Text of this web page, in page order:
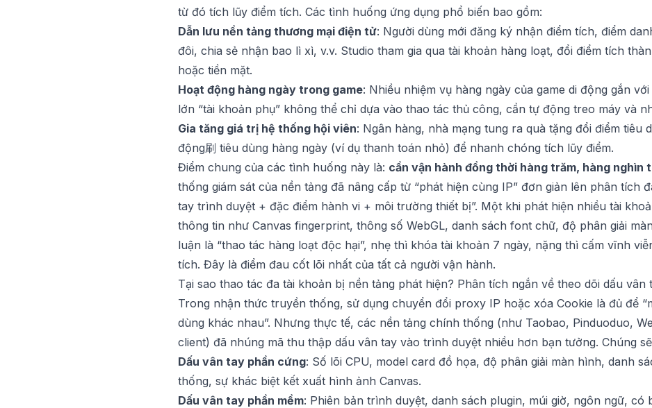
từ đó tích lũy điểm tích. Các tình huống ứng dụng phổ biến bao gồm:
Dẫn lưu nền tảng thương mại điện tử: Người dùng mới đăng ký nhận điểm tích, điểm
đôi, chia sẻ nhận bao lì xì, v.v. Studio tham gia qua tài khoản hàng loạt, đổi điểm tích
hoặc tiền mặt.
Hoạt động hàng ngày trong game: Nhiều nhiệm vụ hàng ngày của game di động gắn
lớn “tài khoản phụ” không thể chỉ dựa vào thao tác thủ công, cần tự động treo máy và
Gia tăng giá trị hệ thống hội viên: Ngân hàng, nhà mạng tung ra quà tặng đổi điểm tiêu
động刷 tiêu dùng hàng ngày (ví dụ thanh toán nhỏ) để nhanh chóng tích lũy điểm.
Điểm chung của các tình huống này là: cần vận hành đồng thời hàng trăm, hàng nghìn
thống giám sát của nền tảng đã nâng cấp từ “phát hiện cùng IP” đơn giản lên phân tích
tay trình duyệt + đặc điểm hành vi + môi trường thiết bị”. Một khi phát hiện nhiều tài
thông tin như Canvas fingerprint, thông số WebGL, danh sách font chữ, độ phân giải
luận là “thao tác hàng loạt độc hại”, nhẹ thì khóa tài khoản 7 ngày, nặng thì cấm vĩnh
tích. Đây là điểm đau cốt lõi nhất của tất cả người vận hành.
Tại sao thao tác đa tài khoản bị nền tảng phát hiện? Phân tích ngắn về theo dõi dấu vân
Trong nhận thức truyền thống, sử dụng chuyển đổi proxy IP hoặc xóa Cookie là đủ để
dùng khác nhau”. Nhưng thực tế, các nền tảng chính thống (như Taobao, Pinduoduo,
client) đã nhúng mã thu thập dấu vân tay vào trình duyệt nhiều hơn bạn tưởng. Chúng
Dấu vân tay phần cứng: Số lõi CPU, model card đồ họa, độ phân giải màn hình, danh
thống, sự khác biệt kết xuất hình ảnh Canvas.
Dấu vân tay phần mềm: Phiên bản trình duyệt, danh sách plugin, múi giờ, ngôn ngữ, có